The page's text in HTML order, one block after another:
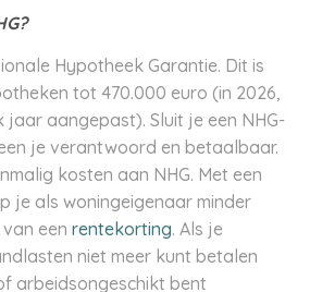
Hypotheek Garantie. Dit is
tot 470.000 euro (in 2026,
aangepast). Sluit je een NHG-
je verantwoord en betaalbaar.
kosten aan NHG. Met een
je als woningeigenaar minder
een rentekorting. Als je
niet meer kunt betalen
arbeidsongeschikt bent